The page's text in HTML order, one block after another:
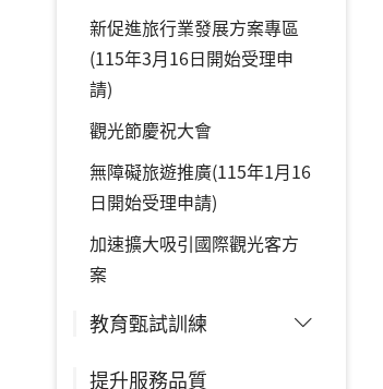
新促進旅行業發展方案專區
(115年3月16日開始受理申
請)
觀光節慶祝大會
無障礙旅遊推廣(115年1月16
日開始受理申請)
加速擴大吸引國際觀光客方
案
教育甄試訓練
提升服務品質